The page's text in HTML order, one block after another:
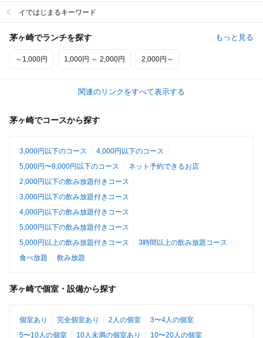
イではじまるキーワード
茅ヶ崎でランチを探す もっと見る
～1,000円 1,000円 ～ 2,000円 2,000円～
関連のリンクをすべて表示する
茅ヶ崎でコースから探す
3,000円以下のコース
4,000円以下のコース
5,000円〜8,000円以下のコース
ネット予約できるお店
2,000円以下の飲み放題付きコース
3,000円以下の飲み放題付きコース
4,000円以下の飲み放題付きコース
5,000円以下の飲み放題付きコース
5,000円以上の飲み放題付きコース
3時間以上の飲み放題コース
食べ放題
飲み放題
茅ヶ崎で個室・設備から探す
個室あり 完全個室あり 2人の個室
3〜4人の個室
5〜10人の個室
10人未満の個室あり
10〜20人の個室